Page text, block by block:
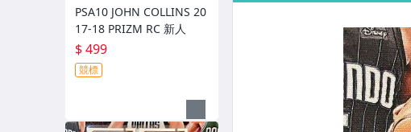
PSA10 JOHN COLLINS 20
17-18 PRIZM RC 新人
$ 499
競標